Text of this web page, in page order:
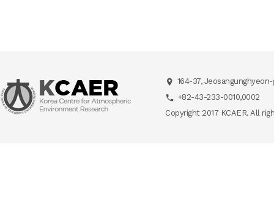
164-37,
+82-43-233-0010,0002
Copyright 2017 KCAER. All